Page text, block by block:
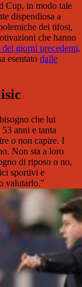
Cup, in modo tale
dispendiosa a
dei tifosi,
che hanno
giorni precedenti,
esentato dalle
che lui
anni e tanta
o non capire. I
Non sta a loro
di riposo o no,
sportivi e
valutarlo."